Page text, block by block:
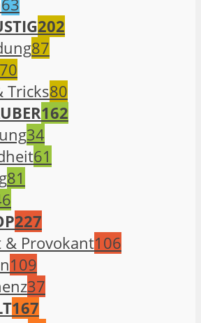
202
87
70
Tricks80
162
34
61
81
227
& Provokant106
109
37
167